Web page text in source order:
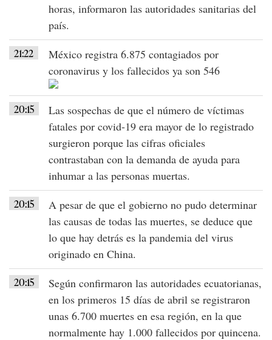
horas, informaron las autoridades sanitarias del
país.
21:22
México registra 6.875 contagiados por
coronavirus y los fallecidos ya son 546
20:15
Las sospechas de que el número de víctimas
fatales por covid-19 era mayor de lo registrado
surgieron porque las cifras oficiales
contrastaban con la demanda de ayuda para
inhumar a las personas muertas.
20:15
A pesar de que el gobierno no pudo determinar
las causas de todas las muertes, se deduce que
lo que hay detrás es la pandemia del virus
originado en China.
20:15
Según confirmaron las autoridades ecuatorianas,
en los primeros 15 días de abril se registraron
unas 6.700 muertes en esa región, en la que
normalmente hay 1.000 fallecidos por quincena.